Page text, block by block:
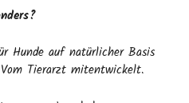
Hunde auf natürlicher Basis
Tierarzt mitentwickelt.